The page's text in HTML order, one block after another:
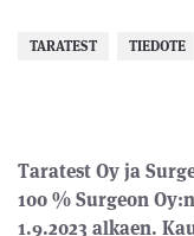
TARATEST TIEDOTE
Taratest Oy ja
100 % Surgeon
1.9.2023 alkaen.